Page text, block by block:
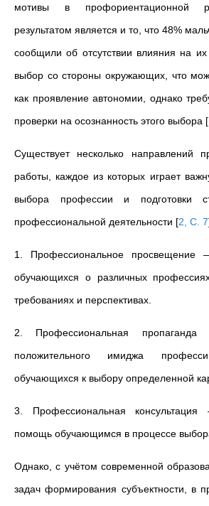
мотивы в профориентационной
результатом является и то, что 48%
сообщили об отсутствии влияния на
выбор со стороны окружающих, что
как проявление автономии, однако
проверки на осознанность этого выбора [
Существует несколько направлений
работы, каждое из которых играет
выбора профессии и подготовки
профессиональной деятельности [2, С. 7
1. Профессиональное просвещение
обучающихся о различных
требованиях и перспективах.
2. Профессиональная
положительного имиджа
обучающихся к выбору определенной
3. Профессиональная консультация
помощь обучающимся в процессе
Однако, с учётом современной
задач формирования субъектности, в